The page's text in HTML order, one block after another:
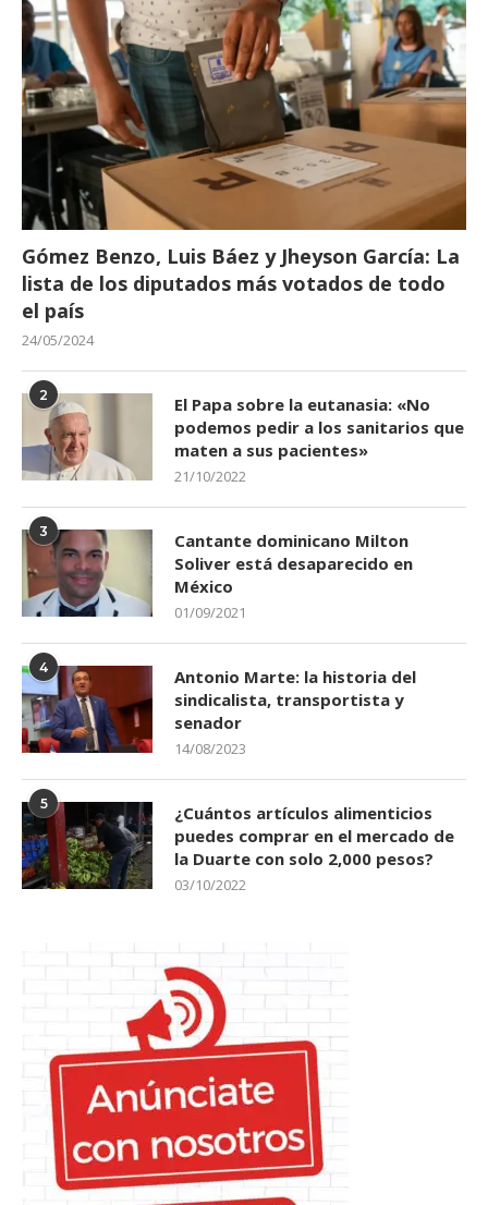
Gómez Benzo, Luis Báez y Jheyson García: La
lista de los diputados más votados de todo
el país
24/05/2024
2
El Papa sobre la eutanasia: «No
podemos pedir a los sanitarios que
maten a sus pacientes»
21/10/2022
3
Cantante dominicano Milton
Soliver está desaparecido en
México
01/09/2021
4
Antonio Marte: la historia del
sindicalista, transportista y
senador
14/08/2023
5
¿Cuántos artículos alimenticios
puedes comprar en el mercado de
la Duarte con solo 2,000 pesos?
03/10/2022